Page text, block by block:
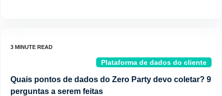
Plataforma de dados do cliente
Quais pontos de dados do Zero Party devo coletar? 9
perguntas a serem feitas